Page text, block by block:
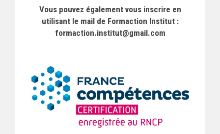
Vous pouvez également vous inscrire en
utilisant le mail de Formaction Institut :
formaction.institut@gmail.com